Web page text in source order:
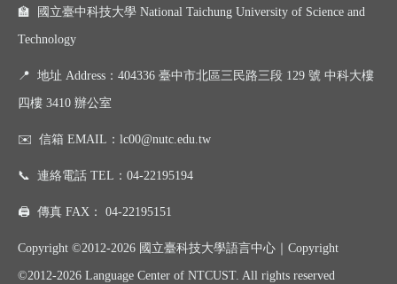
🏫 國立臺中科技大學 National Taichung University of Science and
Technology
📍 地址 Address：404336 臺中市北區三民路三段 129 號 中科大樓
四樓 3410 辦公室
✉️ 信箱 EMAIL： lc00@nutc.edu.tw
📞 連絡電話 TEL： 04-22195194
🖨️ 傳真 FAX： 04-22195151
Copyright ©2012-2026 國立臺科技大學語言中心｜ Copyright
©2012-2026 Language Center of NTCUST. All rights reserved